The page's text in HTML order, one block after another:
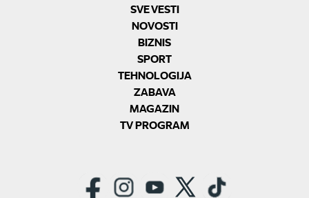
SVE VESTI
NOVOSTI
BIZNIS
SPORT
TEHNOLOGIJA
ZABAVA
MAGAZIN
TV PROGRAM